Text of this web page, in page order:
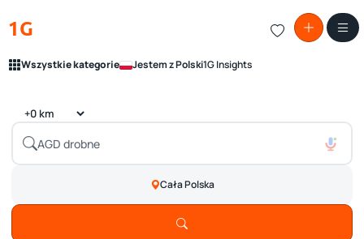
1G
Wszystkie kategorie Jestem z Polski1G Insights
Cała Polska